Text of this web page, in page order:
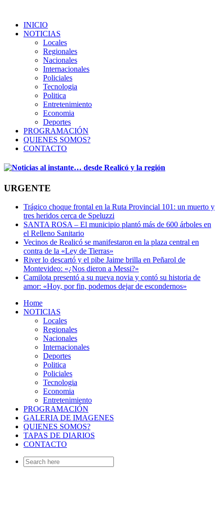
INICIO
NOTICIAS
Locales
Regionales
Nacionales
Internacionales
Policiales
Tecnologia
Politica
Entretenimiento
Economia
Deportes
PROGRAMACIÓN
QUIENES SOMOS?
CONTACTO
URGENTE
Trágico choque frontal en la Ruta Provincial 101: un muerto y
tres heridos cerca de Speluzzi
SANTA ROSA – El municipio plantó más de 600 árboles en
el Relleno Sanitario
Vecinos de Realicó se manifestaron en la plaza central en
contra de la «Ley de Tierras»
River lo descartó y el pibe Jaime brilla en Peñarol de
Montevideo: «¿Nos dieron a Messi?»
Camilota presentó a su nueva novia y contó su historia de
amor: «Hoy, por fin, podemos dejar de escondernos»
Home
NOTICIAS
Locales
Regionales
Nacionales
Internacionales
Deportes
Politica
Policiales
Tecnologia
Economia
Entretenimiento
PROGRAMACIÓN
GALERIA DE IMAGENES
QUIENES SOMOS?
TAPAS DE DIARIOS
CONTACTO
Search
for: